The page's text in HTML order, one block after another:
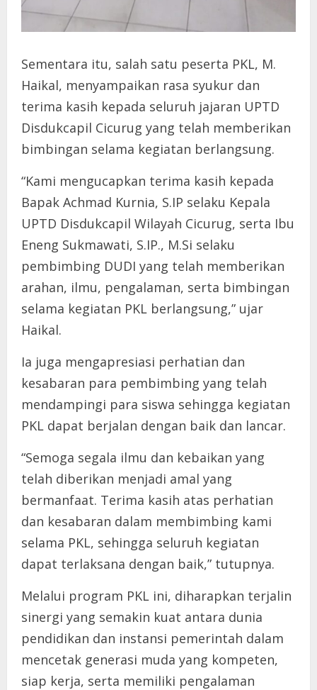
Sementara itu, salah satu peserta PKL, M.
Haikal, menyampaikan rasa syukur dan
terima kasih kepada seluruh jajaran UPTD
Disdukcapil Cicurug yang telah memberikan
bimbingan selama kegiatan berlangsung.
“Kami mengucapkan terima kasih kepada
Bapak Achmad Kurnia, S.IP selaku Kepala
UPTD Disdukcapil Wilayah Cicurug, serta Ibu
Eneng Sukmawati, S.IP., M.Si selaku
pembimbing DUDI yang telah memberikan
arahan, ilmu, pengalaman, serta bimbingan
selama kegiatan PKL berlangsung,” ujar
Haikal.
Ia juga mengapresiasi perhatian dan
kesabaran para pembimbing yang telah
mendampingi para siswa sehingga kegiatan
PKL dapat berjalan dengan baik dan lancar.
“Semoga segala ilmu dan kebaikan yang
telah diberikan menjadi amal yang
bermanfaat. Terima kasih atas perhatian
dan kesabaran dalam membimbing kami
selama PKL, sehingga seluruh kegiatan
dapat terlaksana dengan baik,” tutupnya.
Melalui program PKL ini, diharapkan terjalin
sinergi yang semakin kuat antara dunia
pendidikan dan instansi pemerintah dalam
mencetak generasi muda yang kompeten,
siap kerja, serta memiliki pengalaman